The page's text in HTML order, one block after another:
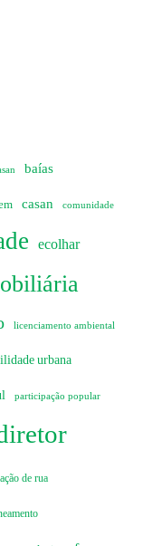
baías
casan comunidade
ecolhar
licenciamento ambiental
urbana
participação popular
de rua